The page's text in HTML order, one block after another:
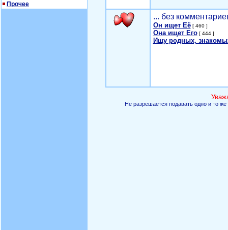
Прочее
... без
Он ищет Её[ 460 ]
Она ищет Его[ 444 ]
Ищу родных,
Не разрешается подавать одно и то